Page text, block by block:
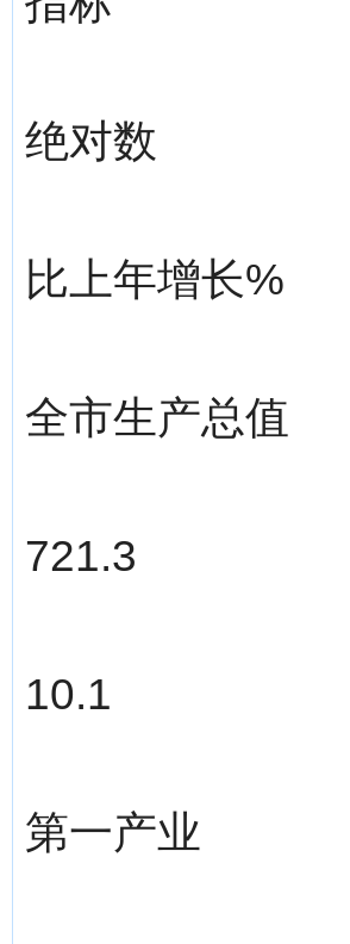
绝对数
比上年增长%
全市生产总值
721.3
10.1
第一产业